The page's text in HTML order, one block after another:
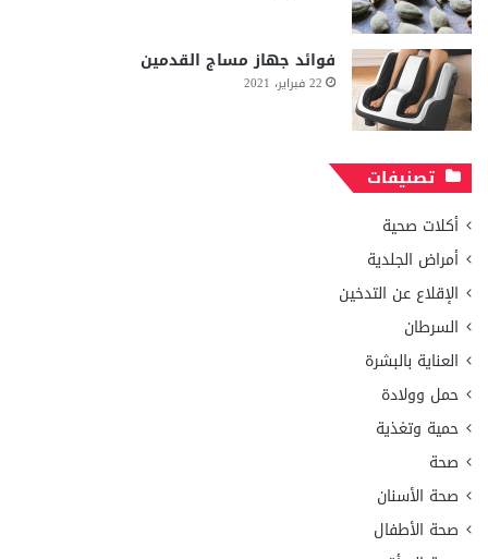
فوائد جهاز مساج القدمين
22 فبراير، 2021
تصنيفات
أكلات صحية
أمراض الجلدية
الإقلاع عن التدخين
السرطان
العناية بالبشرة
حمل وولادة
حمية وتغذية
صحة
صحة الأسنان
صحة الأطفال